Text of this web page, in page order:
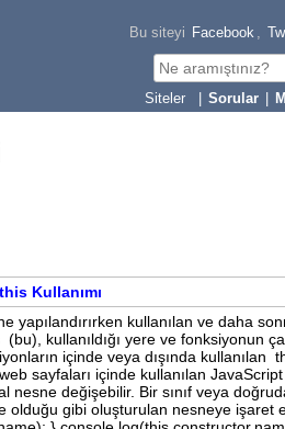
Bu siteyi Facebook ,
Sorular
Kullanımı
yapılandırırken kullanılan ve daha
kullanıldığı yere ve fonksiyonun
içinde veya dışında
sayfaları içinde kullanılan
nesne değişebilir. Bir sınıf veya
olduğu gibi oluşturulan nesneye işaret